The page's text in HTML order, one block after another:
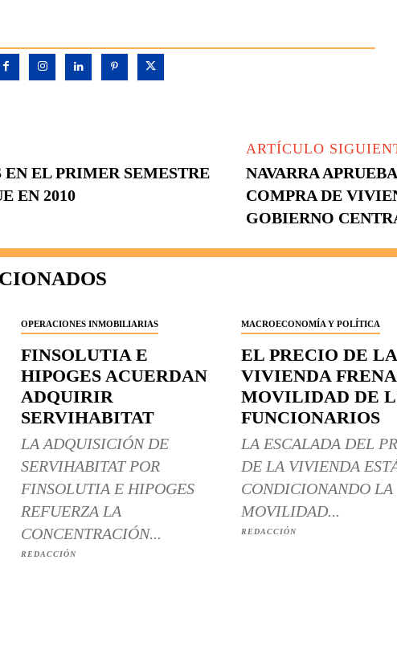
EL PRIMER SEMESTRE
EN 2010
ARTÍCULO
NAVARRA
COMPRA DE
GOBIERNO
OPERACIONES INMOBILIARIAS
FINSOLUTIA E
HIPOGES ACUERDAN
ADQUIRIR
SERVIHABITAT
LA ADQUISICIÓN DE
SERVIHABITAT POR
FINSOLUTIA E HIPOGES
REFUERZA LA
CONCENTRACIÓN...
REDACCIÓN
MACROECONOMÍA Y POLÍTICA
EL PRECIO DE LA
VIVIENDA
MOVILIDAD DE
FUNCIONARIOS
LA ESCALADA DEL
DE LA VIVIENDA
CONDICIONANDO LA
MOVILIDAD...
REDACCIÓN